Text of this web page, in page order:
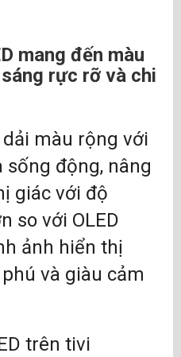
mang đến màu
rực rỡ và chi
màu rộng với
sống động, nâng
giác với độ
so với OLED
ảnh hiển thị
và giàu cảm
trên tivi